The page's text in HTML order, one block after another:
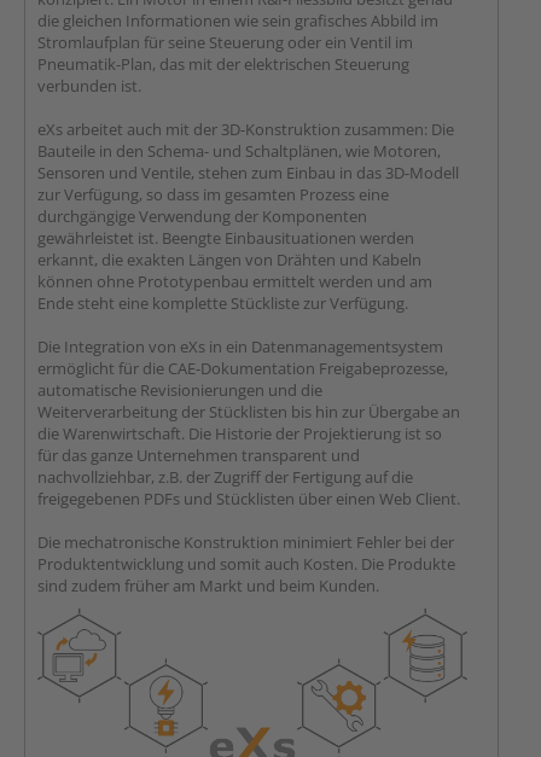
die gleichen Informationen wie sein grafisches Abbild im
Stromlaufplan für seine Steuerung oder ein Ventil im
Pneumatik-Plan, das mit der elektrischen Steuerung
verbunden ist.
eXs arbeitet auch mit der 3D-Konstruktion zusammen: Die
Bauteile in den Schema- und Schaltplänen, wie Motoren,
Sensoren und Ventile, stehen zum Einbau in das 3D-Modell
zur Verfügung, so dass im gesamten Prozess eine
durchgängige Verwendung der Komponenten
gewährleistet ist. Beengte Einbausituationen werden
erkannt, die exakten Längen von Drähten und Kabeln
können ohne Prototypenbau ermittelt werden und am
Ende steht eine komplette Stückliste zur Verfügung.
Die Integration von eXs in ein Datenmanagementsystem
ermöglicht für die CAE-Dokumentation Freigabeprozesse,
automatische Revisionierungen und die
Weiterverarbeitung der Stücklisten bis hin zur Übergabe an
die Warenwirtschaft. Die Historie der Projektierung ist so
für das ganze Unternehmen transparent und
nachvollziehbar, z.B. der Zugriff der Fertigung auf die
freigegebenen PDFs und Stücklisten über einen Web Client.
Die mechatronische Konstruktion minimiert Fehler bei der
Produktentwicklung und somit auch Kosten. Die Produkte
sind zudem früher am Markt und beim Kunden.